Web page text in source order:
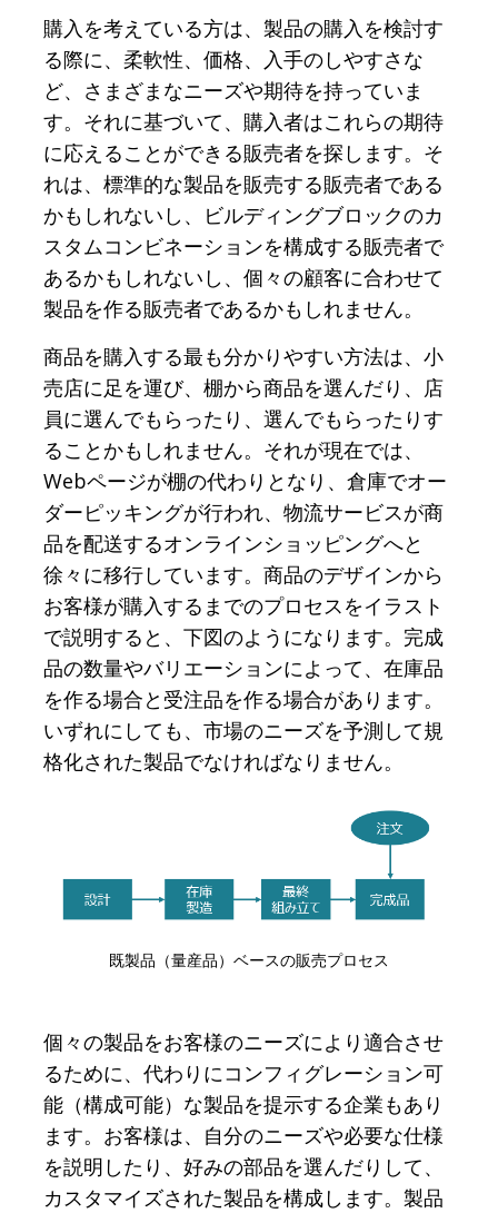
購入を考えている方は、製品の購入を検討す
る際に、柔軟性、価格、入手のしやすさな
ど、さまざまなニーズや期待を持っていま
す。それに基づいて、購入者はこれらの期待
に応えることができる販売者を探します。そ
れは、標準的な製品を販売する販売者である
かもしれないし、ビルディングブロックのカ
スタムコンビネーションを構成する販売者で
あるかもしれないし、個々の顧客に合わせて
製品を作る販売者であるかもしれません。
商品を購入する最も分かりやすい方法は、小
売店に足を運び、棚から商品を選んだり、店
員に選んでもらったり、選んでもらったりす
ることかもしれません。それが現在では、
Webページが棚の代わりとなり、倉庫でオー
ダーピッキングが行われ、物流サービスが商
品を配送するオンラインショッピングへと
徐々に移行しています。商品のデザインから
お客様が購入するまでのプロセスをイラスト
で説明すると、下図のようになります。完成
品の数量やバリエーションによって、在庫品
を作る場合と受注品を作る場合があります。
いずれにしても、市場のニーズを予測して規
格化された製品でなければなりません。
既製品（量産品）ベースの販売プロセス
個々の製品をお客様のニーズにより適合させ
るために、代わりにコンフィグレーション可
能（構成可能）な製品を提示する企業もあり
ます。お客様は、自分のニーズや必要な仕様
を説明したり、好みの部品を選んだりして、
カスタマイズされた製品を構成します。製品